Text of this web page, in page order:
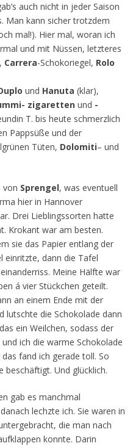
auch nicht in jeder Saison
Man kann sicher trotzdem
mal!). Hier mal, woran ich
und mit Nüssen, letzteres
Carrera-Schokoriegel, Rolo
und Hanuta (klar),
zigarettenund -
T. bis heute schmerzlich
Pappsüße und der
Tüten, Dolomiti– und
von Sprengel, was eventuell
hier in Hannover
Drei Lieblingssorten hatte
Krokant war am besten.
sie das Papier entlang der
einritzte, dann die Tafel
Meine Hälfte war
á vier Stückchen geteilt.
an einem Ende mit der
lutschte die Schokolade dann
ein Weilchen, sodass der
ich die warme Schokolade
fand ich gerade toll. So
beschäftigt. Und glücklich.
gab es manchmal
lechzte ich. Sie waren in
die man nach
konnte. Darin